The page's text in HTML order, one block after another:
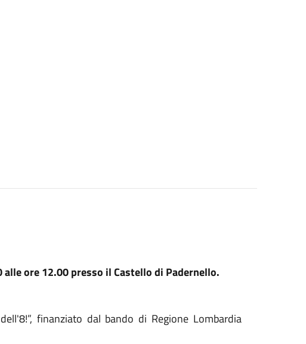
ore 12.00 presso il Castello di Padernello.
finanziato dal bando di Regione Lombardia